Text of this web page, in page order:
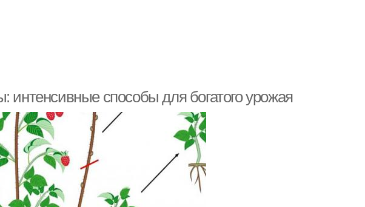
способы для богатого урожая